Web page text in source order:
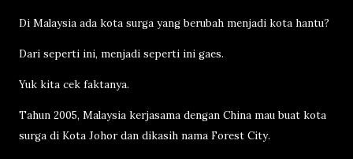
Di Malaysia ada kota surga yang berubah menjadi kota hantu?
Dari seperti ini, menjadi seperti ini gaes.
Yuk kita cek faktanya.
Tahun 2005, Malaysia kerjasama dengan China mau buat kota
surga di Kota Johor dan dikasih nama Forest City.